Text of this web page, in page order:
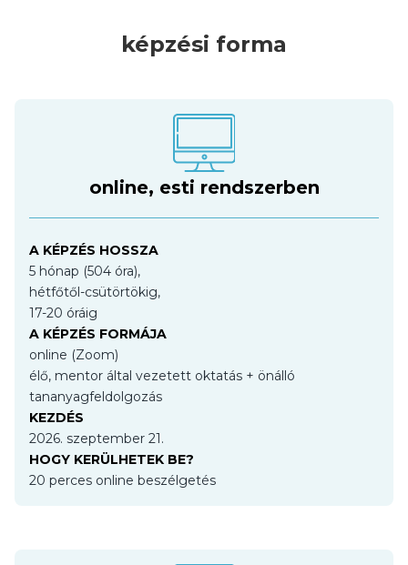
képzési forma
online, esti rendszerben
A KÉPZÉS HOSSZA
5 hónap (504 óra),
hétfőtől-csütörtökig,
17-20 óráig
A KÉPZÉS FORMÁJA
online (Zoom)
élő, mentor által vezetett oktatás + önálló
tananyagfeldolgozás
KEZDÉS
2026. szeptember 21.
HOGY KERÜLHETEK BE?
20 perces online beszélgetés